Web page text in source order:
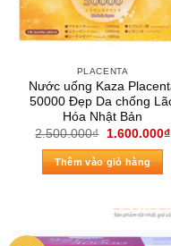
PLACENTA
Nước uống Kaza
50000 Đẹp Da chống
Hóa Nhật Bản
2.500.000₫
Giá
là:
2.500.000₫.
1.600.000₫
Thêm vào giỏ hàng